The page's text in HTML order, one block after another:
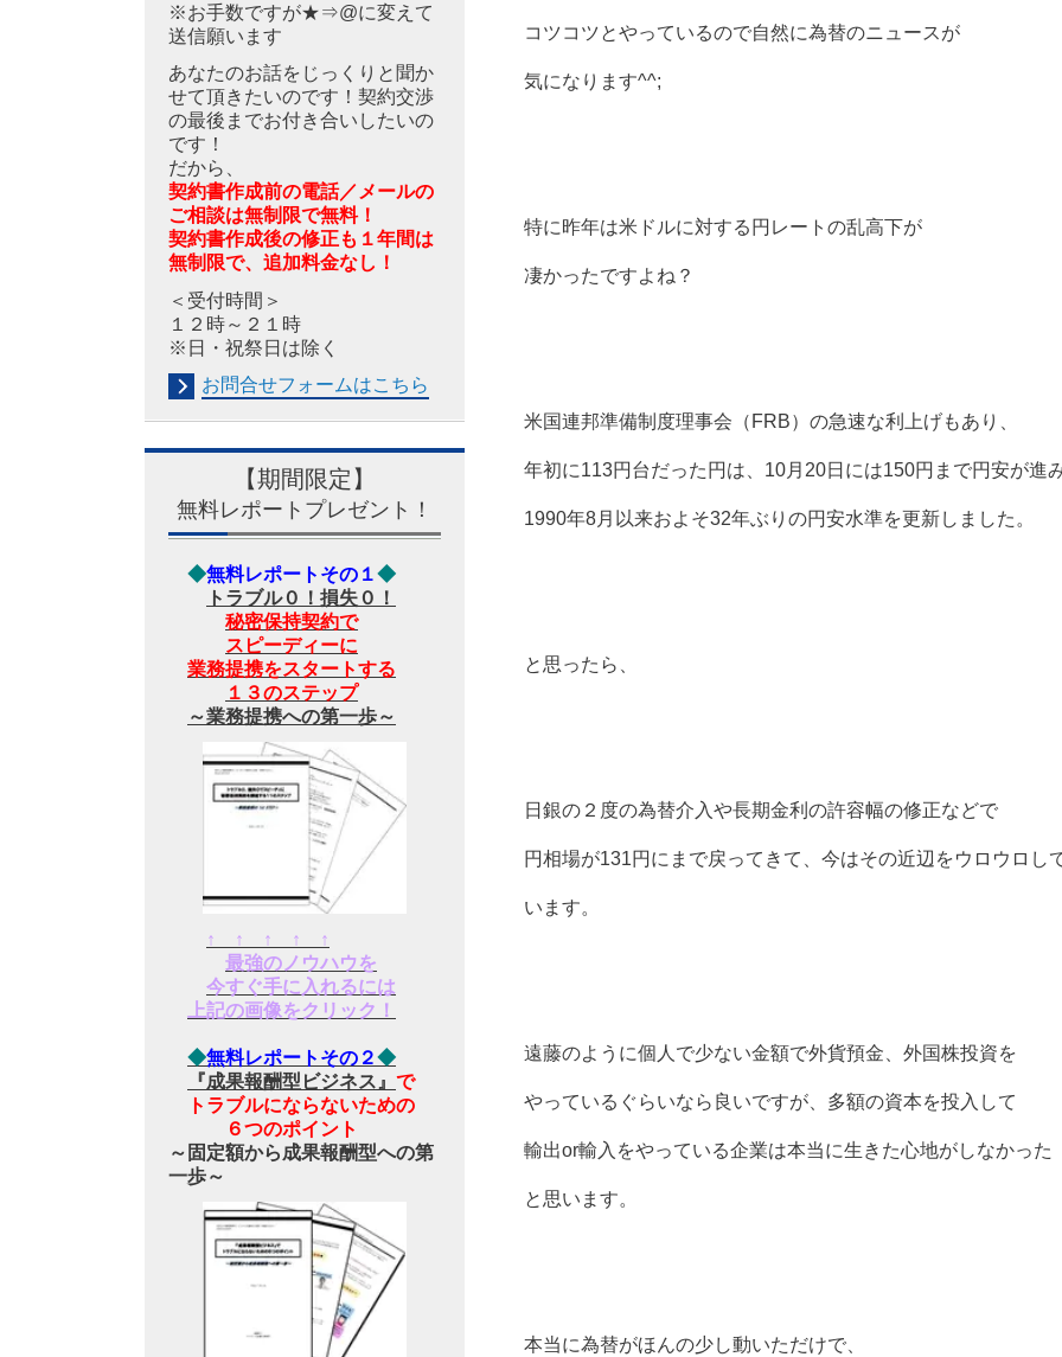
コツコツとやっているので自然に為替のニュースが
気になります^^;
特に昨年は米ドルに対する円レートの乱高下が
凄かったですよね？
米国連邦準備制度理事会（FRB）の急速な利上げもあり、
年初に113円台だった円は、10月20日には150円まで円安が進
1990年8月以来およそ32年ぶりの円安水準を更新しました。
と思ったら、
日銀の２度の為替介入や長期金利の許容幅の修正などで
円相場が131円にまで戻ってきて、今はその近辺をウロウロし
います。
遠藤のように個人で少ない金額で外貨預金、外国株投資を
やっているぐらいなら良いですが、多額の資本を投入して
輸出or輸入をやっている企業は本当に生きた心地がしなかった
と思います。
本当に為替がほんの少し動いただけで、
※お手数ですが★⇒@に変えて
送信願います
あなたのお話をじっくりと聞か
せて頂きたいのです！契約交渉
の最後までお付き合いしたいの
です！
だから、
契約書作成前の電話／メールの
ご相談は無制限で無料！
契約書作成後の修正も１年間は
無制限で、追加料金なし！
＜受付時間＞
１２時～２１時
※日・祝祭日は除く
お問合せフォームはこちら
【期間限定】
無料レポートプレゼント！
◆無料レポートその１◆
トラブル０！損失０！
秘密保持契約で
スピーディーに
業務提携をスタートする
１３のステップ
～業務提携への第一歩～
↑ ↑ ↑ ↑ ↑
最強のノウハウを
今すぐ手に入れるには
上記の画像をクリック！
◆無料レポートその２◆
『成果報酬型ビジネス』 で
トラブルにならないための
６つのポイント
～固定額から成果報酬型への第
一歩～